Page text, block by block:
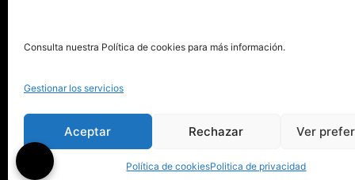
Consulta nuestra Política de cookies para más información.
Gestionar los servicios
Aceptar Rechazar Ver
Política de cookiesPolitica de privacidad
pionero de autoedición
911 413 306
info@puntorojolibros.com